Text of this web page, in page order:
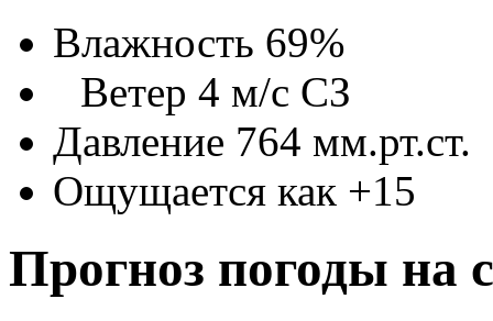
Влажность 69%
Ветер 4 м/с СЗ
Давление 764 мм.рт.ст.
Ощущается как +15
Прогноз погоды на